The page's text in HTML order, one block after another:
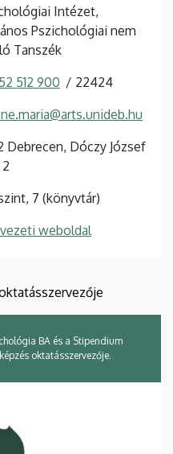
Intézet,
Pszichológiai nem
Tanszék
512 900 22424
Debrecen, Dóczy József
7 (könyvtár)
weboldal
BA és a Stipendium
oktatásszervezője.